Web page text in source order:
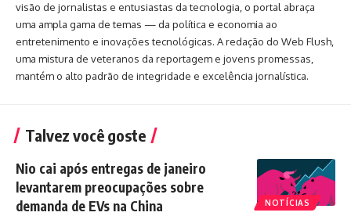
visão de jornalistas e entusiastas da tecnologia, o portal abraça
uma ampla gama de temas — da política e economia ao
entretenimento e inovações tecnológicas. A redação do Web Flush,
uma mistura de veteranos da reportagem e jovens promessas,
mantém o alto padrão de integridade e excelência jornalística.
Talvez você goste
NOTÍCIAS
Nio cai após entregas de janeiro
levantarem preocupações sobre
demanda de EVs na China